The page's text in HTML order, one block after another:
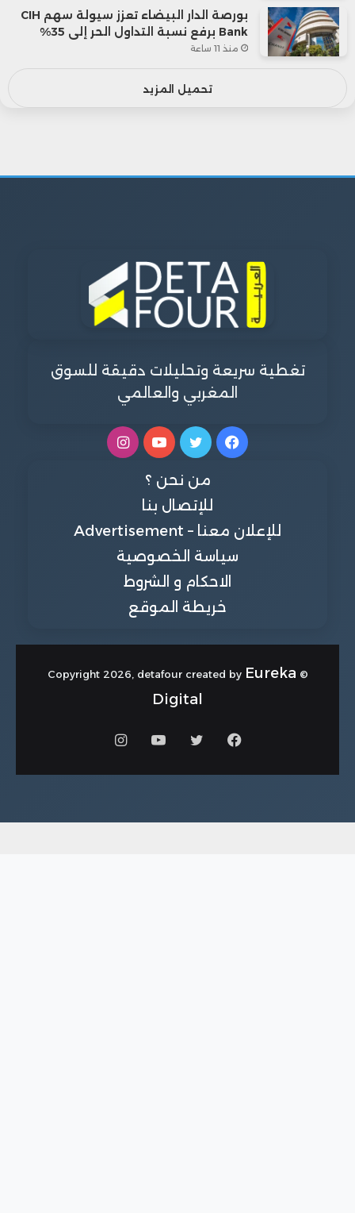
بورصة الدار البيضاء تعزز سيولة سهم CIH
Bank برفع نسبة التداول الحر إلى 35%
منذ 11 ساعة
تحميل المزيد
تغطية سريعة وتحليلات دقيقة للسوق
المغربي والعالمي
فيسبوكتويتر يوتيوبانستقرام
من نحن ؟
للإتصال بنا
للإعلان معنا – Advertisement
سياسة الخصوصية
الاحكام و الشروط
خريطة الموقع
© Copyright 2026, detafour created by
Eureka
Digital
فيسبوكتويتر يوتيوبانستقرام